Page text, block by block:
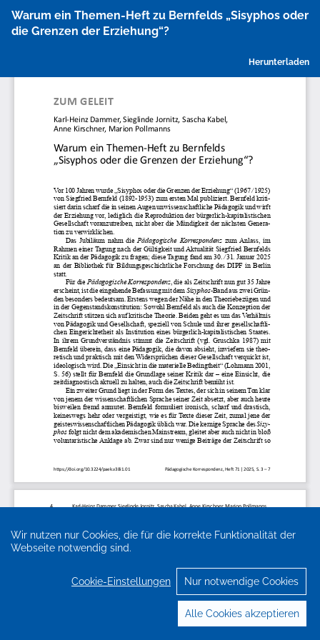
Wir nutzen nur Cookies, die für die korrekte Funktionalität der
Webseite notwendig sind.
Cookie-Einstellungen Nur notwendige Cookies
Alle Cookies akzeptieren
Artikeldetails
zurückkehren
Warum ein Themen-Heft zu Bernfelds „Sisyphos oder
die Grenzen der Erziehung“?
Herunterladen